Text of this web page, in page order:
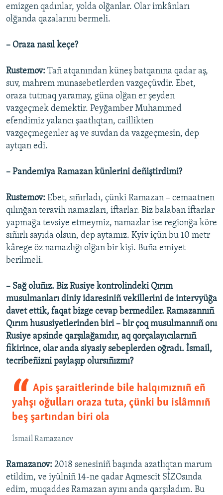
emizgen qadınlar, yolda olğanlar. Olar imkânları
olğanda qazalarını bermeli.
– Oraza nasıl keçe?
Rustemov: Tañ atqanından küneş batqanına qadar aş,
suv, mahrem munasebetlerden vazgeçüvdir. Ebet,
oraza tutmaq yaramay, güna olğan er şeyden
vazgeçmek demektir. Peyğamber Muhammed
efendimiz yalancı şaatlıqtan, caillikten
vazgeçmegenler aş ve suvdan da vazgeçmesin, dep
aytqan edi.
– Pandemiya Ramazan künlerini deñiştirdimi?
Rustemov: Ebet, sıñırladı, çünki Ramazan – cemaatnen
qılınğan teravih namazları, iftarlar. Biz balaban iftarlar
yapmağa tevsiye etmeymiz, namazlar ise regionğa köre
sıñırlı sayıda olsun, dep aytamız. Kyiv içün bu 10 metr
kârege öz namazlığı olğan bir kişi. Buña emiyet
berilmeli.
– Sağ oluñız. Biz Rusiye kontrolindeki Qırım
musulmanları diniy idaresiniñ vekillerini de intervyüğa
davet ettik, faqat bizge cevap bermediler. Ramazannıñ
Qırım hususiyetlerinden biri – bir çoq musulmannıñ onı
Rusiye apsinde qarşılağanıdır, aq qorçalayıcılarnıñ
fikirince, olar anda siyasiy sebeplerden oğradı. İsmail,
tecribeñizni paylaşıp olursıñızmı?
Apis şaraitlerinde bile halqımıznıñ eñ
yahşı oğulları oraza tuta, çünki bu islâmnıñ
beş şartından biri ola
İsmail Ramazanov
Ramazanov: 2018 senesiniñ başında azatlıqtan marum
etildim, ve iyülniñ 14-ne qadar Aqmescit SİZOsında
edim, muqaddes Ramazan ayını anda qarşıladım. Bu